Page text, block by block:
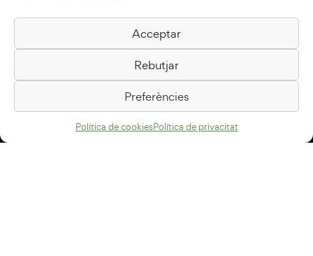
Acceptar
Rebutjar
Preferències
Política de cookiesPolítica de privacitat
Biblioteca Pilarin Bayés
Passeig de la Generalitat, 1
08500 Vic